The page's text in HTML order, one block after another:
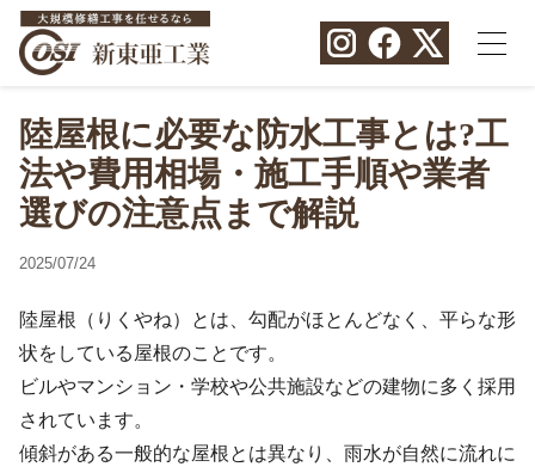
陸屋根に必要な防水工事とは?工
法や費用相場・施工手順や業者
選びの注意点まで解説
2025/07/24
陸屋根（りくやね）とは、勾配がほとんどなく、平らな形
状をしている屋根のことです。
ビルやマンション・学校や公共施設などの建物に多く採用
されています。
傾斜がある一般的な屋根とは異なり、雨水が自然に流れに